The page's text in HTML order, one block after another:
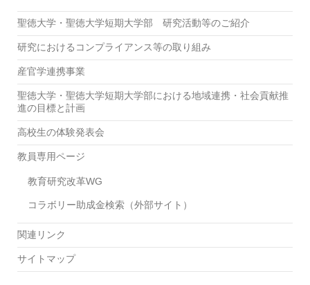
聖徳大学・聖徳大学短期大学部 研究活動等のご紹介
研究におけるコンプライアンス等の取り組み
産官学連携事業
聖徳大学・聖徳大学短期大学部における地域連携・社会貢献推
進の目標と計画
高校生の体験発表会
教員専用ページ
教育研究改革WG
コラボリー助成金検索（外部サイト）
関連リンク
サイトマップ